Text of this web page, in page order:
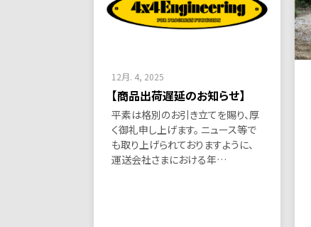
12月. 4, 2025
【商品出荷遅延のお知らせ】
平素は格別のお引き立てを賜り、厚
く御礼申し上げます。 ニュース等で
も取り上げられておりますように、
運送会社さまにおける年…